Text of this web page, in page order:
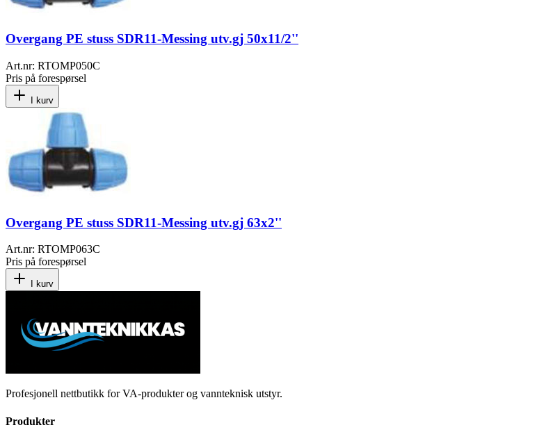
Overgang PE stuss SDR11-Messing utv.gj 50x11/2''
Art.nr: RTOMP050C
Pris på forespørsel
I kurv
Overgang PE stuss SDR11-Messing utv.gj 63x2''
Art.nr: RTOMP063C
Pris på forespørsel
I kurv
Profesjonell nettbutikk for VA-produkter og vannteknisk utstyr.
Produkter